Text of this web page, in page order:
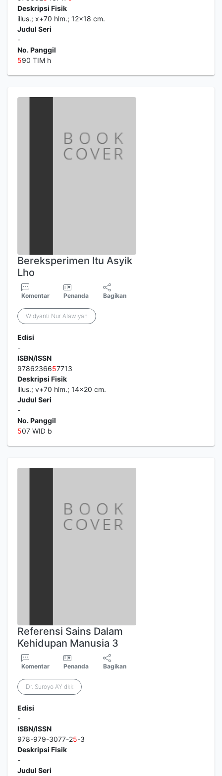
Deskripsi Fisik
illus.; x+70 hlm.; 12x18 cm.
Judul Seri
-
No. Panggil
590 TIM h
Bereksperimen Itu Asyik
Lho
Komentar Penanda Bagikan
Widyanti Nur Alawiyah
Edisi
-
ISBN/ISSN
9786236657713
Deskripsi Fisik
illus.; v+70 hlm.; 14x20 cm.
Judul Seri
-
No. Panggil
507 WID b
Referensi Sains Dalam
Kehidupan Manusia 3
Komentar Penanda Bagikan
Dr. Suroyo AY dkk
Edisi
-
ISBN/ISSN
978-979-3077-25-3
Deskripsi Fisik
-
Judul Seri